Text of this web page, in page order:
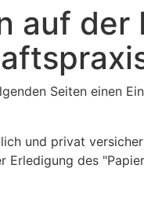
auf
Seiten einen
und privat
Erledigung des